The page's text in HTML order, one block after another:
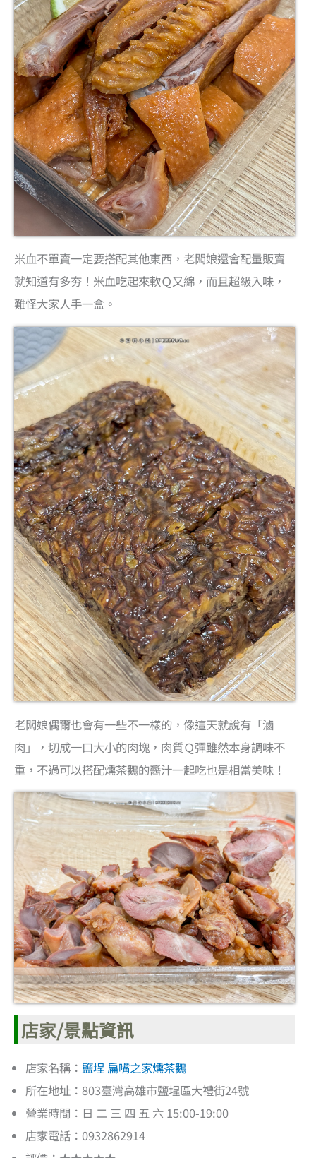
米血不單賣一定要搭配其他東西，老闆娘還會配量販賣
就知道有多夯！米血吃起來軟Ｑ又綿，而且超級入味，
難怪大家人手一盒。
老闆娘偶爾也會有一些不一樣的，像這天就說有「滷
肉」，切成一口大小的肉塊，肉質Ｑ彈雖然本身調味不
重，不過可以搭配燻茶鵝的醬汁一起吃也是相當美味！
店家/景點資訊
店家名稱： 鹽埕 扁嘴之家燻茶鵝
所在地址：803臺灣高雄市鹽埕區大禮街24號
營業時間：日 二 三 四 五 六 15:00-19:00
店家電話：0932862914